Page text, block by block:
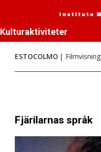
Kulturaktiviteter
ESTOCOLMO Filmvisning
Fjärilarnas språk